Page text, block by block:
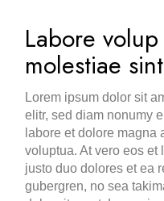
Labore
molestiae
Lorem ipsum dolor sit
elitr, sed diam nonumy
labore et dolore magna
voluptua. At vero eos
justo duo dolores et ea
gubergren, no sea